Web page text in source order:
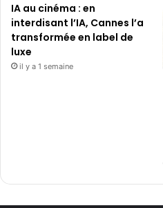
IA au cinéma : en
interdisant l’IA, Cannes l’a
transformée en label de
luxe
il y a 1 semaine